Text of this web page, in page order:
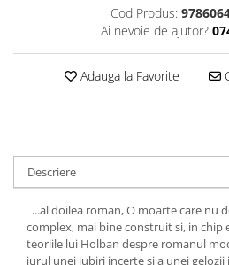
Cod Produs:
Ai nevoie de ajutor?
Adauga la Favorite
Descriere
...al doilea roman, O moarte care nu
complex, mai bine construit si, in chip
teoriile lui Holban despre romanul
jurul unei iubiri incerte si a unei